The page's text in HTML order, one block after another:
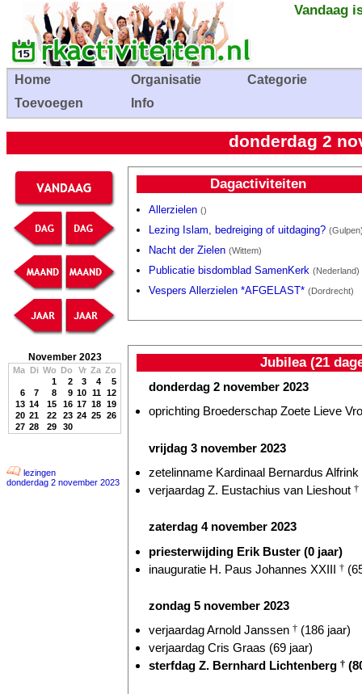
Vandaag
Home Organisatie
Categorie
Toevoegen
Info
donderdag 2
November 2023
Ma Di Wo Do Vr Za Zo
1
2 3 4
5
6
7 8 9 10 11 12
13 14 15 16 17 18 19
20 21 22 23 24 25 26
27 28 29 30
lezingen
donderdag 2 november 2023
Dagactiviteiten
Allerzielen ()
Lezing Islam, bedreiging of uitdaging?
Nacht der Zielen (Wittem)
Publicatie bisdomblad SamenKerk (Nederland)
Vespers Allerzielen *AFGELAST* (Dordrecht)
Jubilea (21
donderdag 2 november 2023
oprichting Broederschap Zoete Lieve
vrijdag 3 november 2023
zetelinname Kardinaal Bernardus Alfrink
verjaardag Z. Eustachius van Lieshout †
zaterdag 4 november 2023
priesterwijding Erik Buster (0 jaar)
inauguratie H. Paus Johannes XXIII †
zondag 5 november 2023
verjaardag Arnold Janssen † (186 jaar)
verjaardag Cris Graas (69 jaar)
sterfdag Z. Bernhard Lichtenberg †